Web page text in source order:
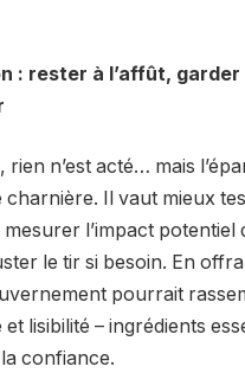
: rester à l’affût,
rien n’est acté… mais
charnière. Il vaut mieux
l’impact potentiel
le tir si besoin. En
pourrait
et lisibilité – ingrédients
confiance.